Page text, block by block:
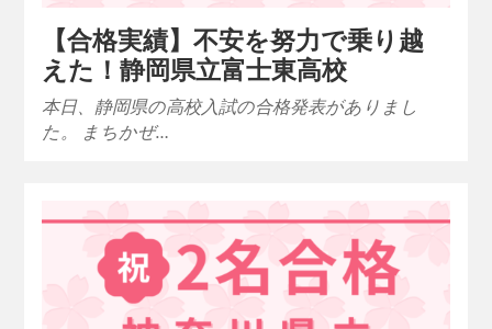
【合格実績】不安を努力で乗り越
えた！静岡県立富士東高校
本日、静岡県の高校入試の合格発表がありまし
た。 まちかぜ…